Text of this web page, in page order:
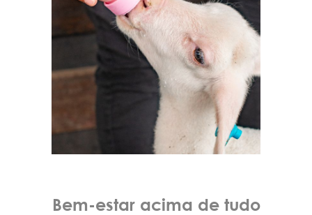
Bem-estar acima de tudo